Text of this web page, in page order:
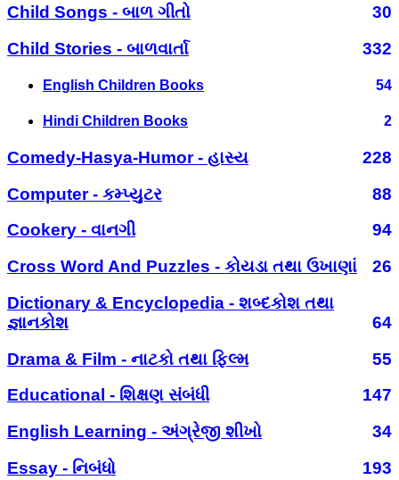
Child Songs - બાળ ગીતો
30
Child Stories - બાળવાર્તા
332
English Children Books 54
Hindi Children Books 2
Comedy-Hasya-Humor - હાસ્ય
228
Computer - કમ્પ્યુટર
88
Cookery - વાનગી
94
Cross Word And Puzzles - કોયડા તથા ઉખાણાં
26
Dictionary & Encyclopedia - શબ્દકોશ તથા
જ્ઞાનકોશ
64
Drama & Film - નાટકો તથા ફિલ્મ
55
Educational - શિક્ષણ સંબંધી
147
English Learning - અંગ્રેજી શીખો
34
Essay - નિબંધો
193